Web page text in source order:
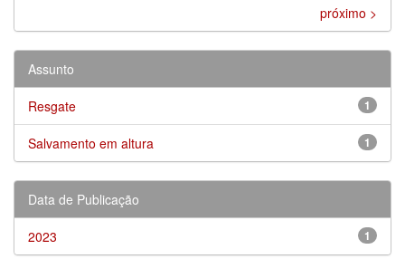
próximo >
Assunto
1
Resgate
1
Salvamento em altura
Data de Publicação
1
2023